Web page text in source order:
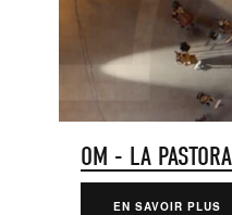
OM - LA
EN SAVOIR PLUS